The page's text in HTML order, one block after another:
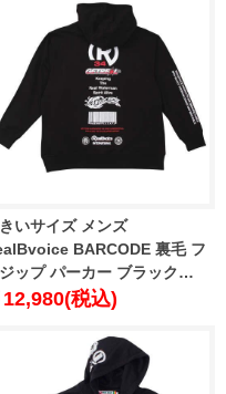
いサイズ メンズ
BARCODE 裏毛 フ
ップ パーカー ブラック
4353-2 3L 4L 5L 6L
12,980(税込)